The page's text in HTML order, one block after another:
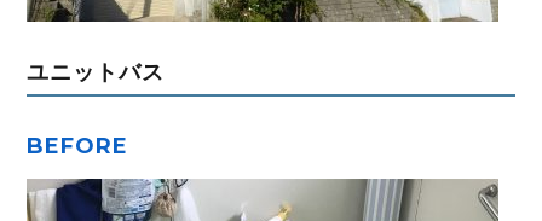
ユニットバス
BEFORE